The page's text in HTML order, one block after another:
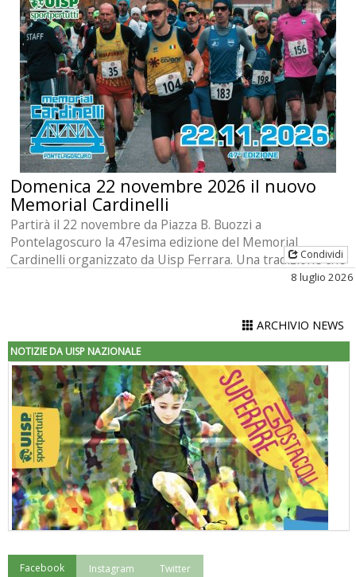
Domenica 22 novembre 2026 il nuovo
Memorial Cardinelli
Partirà il 22 novembre da Piazza B. Buozzi a
Pontelagoscuro la 47esima edizione del Memorial
Cardinelli organizzato da Uisp Ferrara. Una tradizione che
Condividi
8 luglio 2026
ARCHIVIO NEWS
NOTIZIE DA UISP NAZIONALE
"Superare gli ostacoli": la relazione di Tiziano Pesce al CN Uisp
Facebook Instagram Twitter